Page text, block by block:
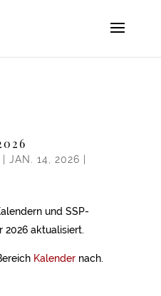
JAN. 14, 2026
und SSP-
2026 aktualisiert.
Kalendernach.